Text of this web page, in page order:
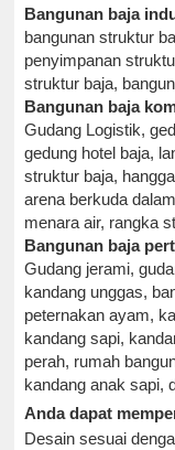
Bangunan baja
bangunan struktur
penyimpanan
struktur baja,
Bangunan baja
Gudang Logistik,
gedung hotel baja,
struktur baja,
arena berkuda
menara air, rangka
Bangunan baja
Gudang jerami,
kandang unggas,
peternakan ayam,
kandang sapi,
perah, rumah
kandang anak sapi,
Anda dapat
Desain sesuai